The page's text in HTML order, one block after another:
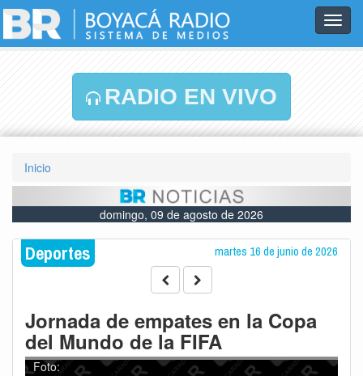
RADIO EN VIVO
Inicio
domingo, 09 de agosto de 2026
Deportes martes 16 de junio de 2026
Jornada de empates en la Copa
del Mundo de la FIFA
Foto: